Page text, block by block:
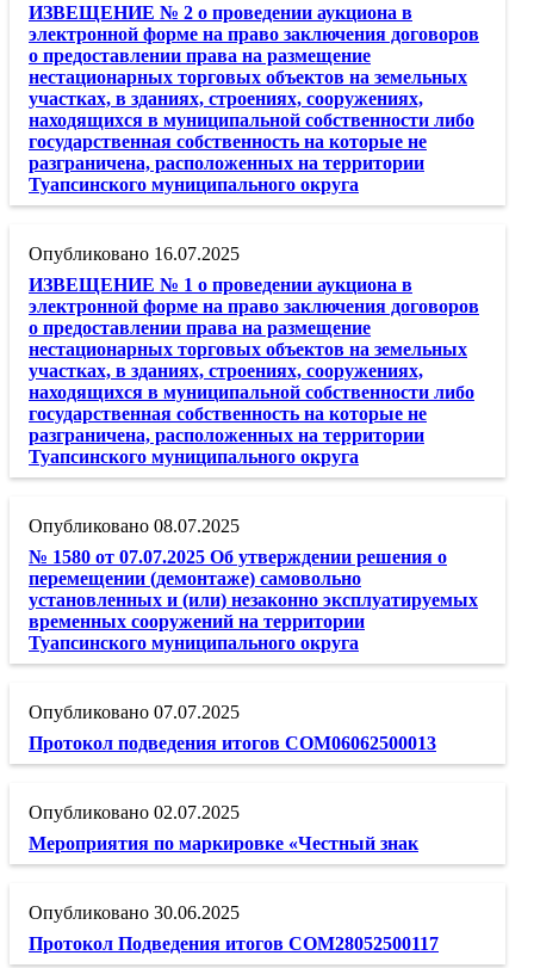
ИЗВЕЩЕНИЕ № 2 о проведении аукциона в
электронной форме на право заключения договоров
о предоставлении права на размещение
нестационарных торговых объектов на земельных
участках, в зданиях, строениях, сооружениях,
находящихся в муниципальной собственности либо
государственная собственность на которые не
разграничена, расположенных на территории
Туапсинского муниципального округа
16.07.2025
ИЗВЕЩЕНИЕ № 1 о проведении аукциона в
электронной форме на право заключения договоров
о предоставлении права на размещение
нестационарных торговых объектов на земельных
участках, в зданиях, строениях, сооружениях,
находящихся в муниципальной собственности либо
государственная собственность на которые не
разграничена, расположенных на территории
Туапсинского муниципального округа
08.07.2025
№ 1580 от 07.07.2025 Об утверждении решения о
перемещении (демонтаже) самовольно
установленных и (или) незаконно эксплуатируемых
временных сооружений на территории
Туапсинского муниципального округа
07.07.2025
Протокол подведения итогов СОМ06062500013
02.07.2025
Мероприятия по маркировке «Честный знак
30.06.2025
Протокол Подведения итогов СОМ28052500117